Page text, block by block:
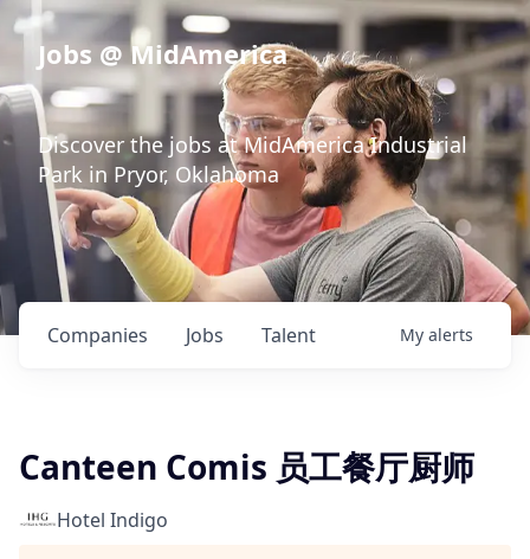
Jobs @ MidAmerica
Discover the jobs at MidAmerica Industrial
Park in Pryor, Oklahoma
Jobs
Companies Talent My alerts
Canteen Comis 员工餐厅厨师
Hotel Indigo